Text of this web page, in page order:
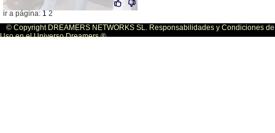
ir a página: 1 2
© Copyright DREAMERS NETWORKS SL. Responsabilidades y Condiciones de
Uso en el Universo Dreamers ®